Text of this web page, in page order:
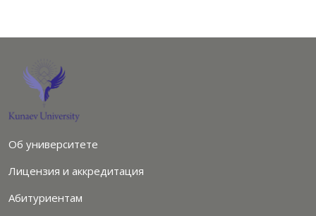
Об университете
Лицензия и аккредитация
Абитуриентам